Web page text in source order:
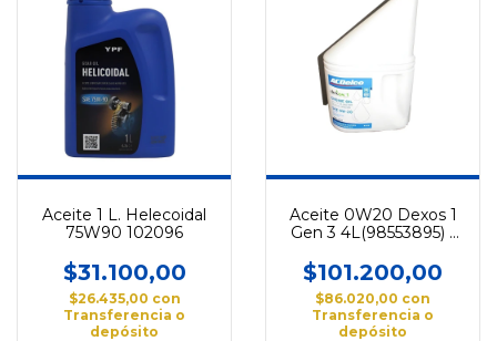
Aceite 1 L. Helecoidal
75W90 102096
$31.100,00
$26.435,00 con
Transferencia o
depósito
Aceite 0W20 Dexos 1
Gen 3 4L(98553895) -
$101.200,00
$86.020,00 con
Transferencia o
depósito